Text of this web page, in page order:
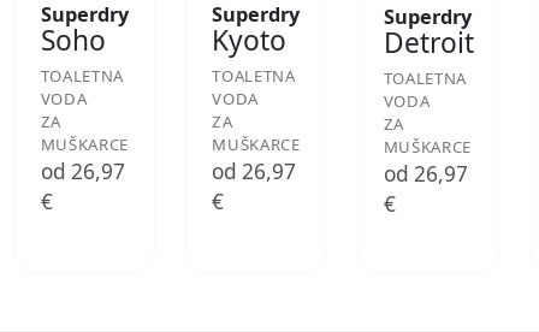
Superdry
Soho
TOALETNA
VODA
ZA
MUŠKARCE
od 26,97
€
Superdry
Kyoto
TOALETNA
VODA
ZA
MUŠKARCE
od 26,97
€
Superdry
Detroit
TOALETNA
VODA
ZA
MUŠKARCE
od 26,97
€